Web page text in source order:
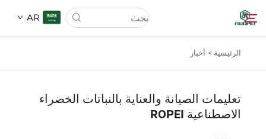
AR
المنتجات
الرئيسية > أخبار
تعليمات الصيانة والعناية بالنباتات الخضراء
الاصطناعية ROPEI